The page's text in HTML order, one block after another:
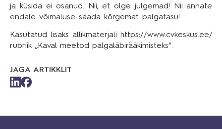
ja küsida ei osanud. Nii, et olge julgemad! Nii annate
endale võimaluse saada kõrgemat palgatasu!
Kasutatud lisaks allikmaterjali https://www.cvkeskus.ee/
rubriik „Kaval meetod palgaläbirääkimisteks“.
JAGA ARTIKKLIT